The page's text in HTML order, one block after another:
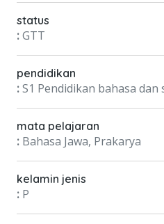
status
:GTT
pendidikan
:S1 Pendidikan bahasa dan
mata pelajaran
: Bahasa Jawa, Prakarya
kelamin jenis
: P